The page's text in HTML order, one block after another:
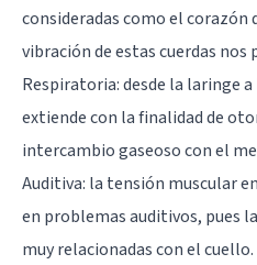
consideradas como el corazón
vibración de estas cuerdas
Respiratoria: desde la laringe
extiende con la finalidad de
intercambio gaseoso con el
Auditiva: la tensión muscular
en problemas auditivos, pues
muy relacionadas con el cuello.